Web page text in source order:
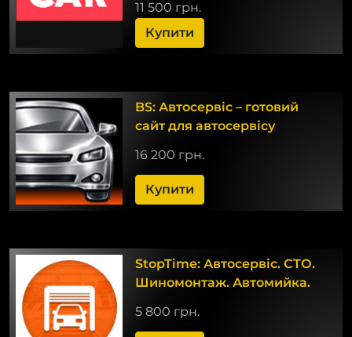
11 500 грн.
Купити
BS: Автосервіс – готовий
сайт для автосервісу
16 200 грн.
Купити
StopTime: Автосервіс. СТО.
Шиномонтаж. Автомийка.
5 800 грн.